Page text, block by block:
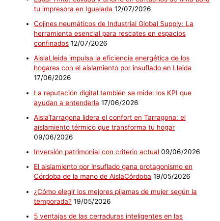
tu impresora en Igualada 12/07/2026
Cojines neumáticos de Industrial Global Supply: La
herramienta esencial para rescates en espacios
confinados 12/07/2026
AislaLleida impulsa la eficiencia energética de los
hogares con el aislamiento por insuflado en Lleida
17/06/2026
La reputación digital también se mide: los KPI que
ayudan a entenderla 17/06/2026
AislaTarragona lidera el confort en Tarragona: el
aislamiento térmico que transforma tu hogar
09/06/2026
Inversión patrimonial con criterio actual 09/06/2026
El aislamiento por insuflado gana protagonismo en
Córdoba de la mano de AislaCórdoba 19/05/2026
¿Cómo elegir los mejores pijamas de mujer según la
temporada? 19/05/2026
5 ventajas de las cerraduras inteligentes en las